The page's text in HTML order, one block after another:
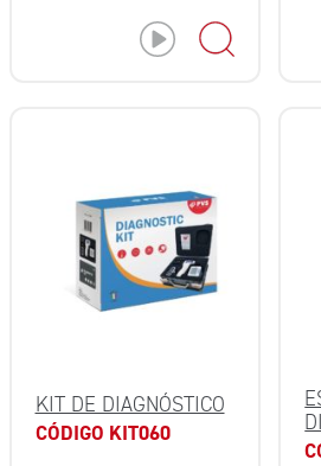
KIT DE DIAGNÓSTICO
CÓDIGO KIT060